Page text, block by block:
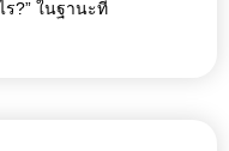
ร?” ในฐานะที่